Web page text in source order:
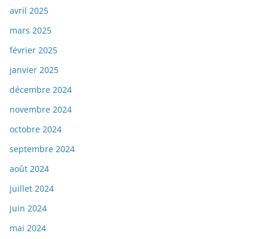
avril 2025
mars 2025
février 2025
janvier 2025
décembre 2024
novembre 2024
octobre 2024
septembre 2024
août 2024
juillet 2024
juin 2024
mai 2024